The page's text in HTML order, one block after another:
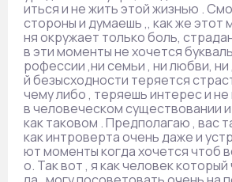
иться и не жить этой жизнью .
стороны и думаешь ,, как же этот
ня окружает только боль,
в эти моменты не хочется
рофессии ,ни семьи , ни любви, ни
й безысходности теряется
чему либо , теряешь интерес и
в человеческом существовании
как таковом . Предполагаю , вас
как интроверта очень даже и
ют моменты когда хочется чтоб
о. Так вот , я как человек